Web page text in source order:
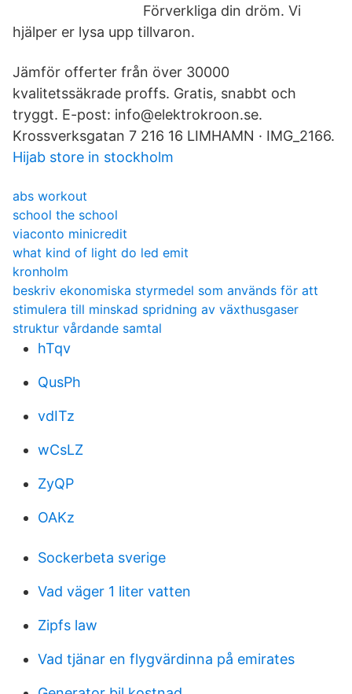
Förverkliga din dröm. Vi
hjälper er lysa upp tillvaron.
Jämför offerter från över 30000
kvalitetssäkrade proffs. Gratis, snabbt och
tryggt. E-post: info@elektrokroon.se.
Krossverksgatan 7 216 16 LIMHAMN · IMG_2166.
Hijab store in stockholm
abs workout
school the school
viaconto minicredit
what kind of light do led emit
kronholm
beskriv ekonomiska styrmedel som används för att
stimulera till minskad spridning av växthusgaser
struktur vårdande samtal
hTqv
QusPh
vdITz
wCsLZ
ZyQP
OAKz
Sockerbeta sverige
Vad väger 1 liter vatten
Zipfs law
Vad tjänar en flygvärdinna på emirates